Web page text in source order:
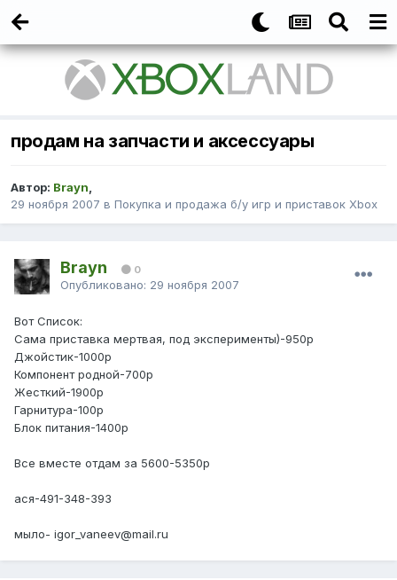
продам на запчасти и аксессуары
Автор: Brayn,
29 ноября 2007 в Покупка и продажа б/у игр и приставок Xbox
Brayn 0
Опубликовано: 29 ноября 2007
Вот Список:
Сама приставка мертвая, под эксперименты)-950р
Джойстик-1000р
Компонент родной-700р
Жесткий-1900р
Гарнитура-100р
Блок питания-1400р
Все вместе отдам за 5600-5350p
ася-491-348-393
мыло- igor_vaneev@mail.ru